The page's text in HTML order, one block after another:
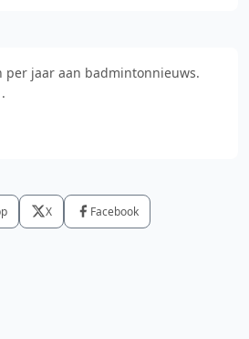
per jaar aan badmintonnieuws.
X Facebook